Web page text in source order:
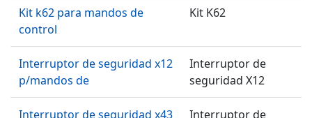
Kit k62 para mandos de
control
Kit K62
Interruptor de seguridad x12
p/mandos de
Interruptor de
seguridad X12
Interruptor de seguridad x43 Interruptor de